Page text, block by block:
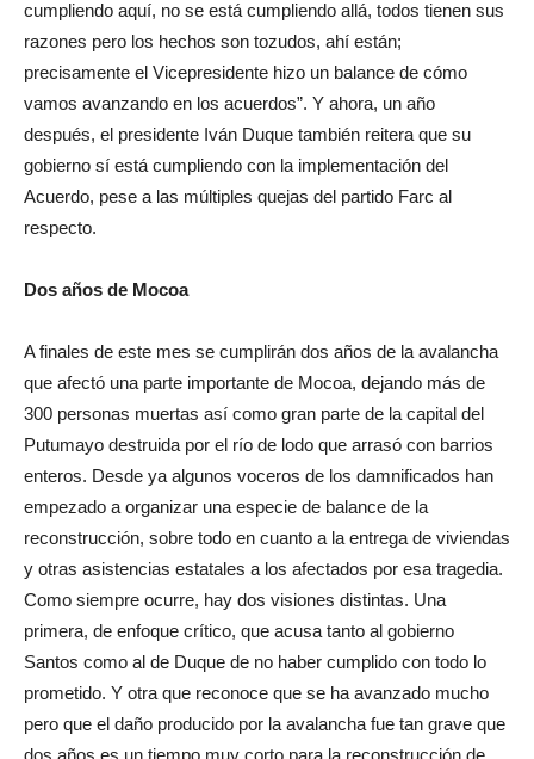
cumpliendo aquí, no se está cumpliendo allá, todos tienen sus
razones pero los hechos son tozudos, ahí están;
precisamente el Vicepresidente hizo un balance de cómo
vamos avanzando en los acuerdos”. Y ahora, un año
después, el presidente Iván Duque también reitera que su
gobierno sí está cumpliendo con la implementación del
Acuerdo, pese a las múltiples quejas del partido Farc al
respecto.
Dos años de Mocoa
A finales de este mes se cumplirán dos años de la avalancha
que afectó una parte importante de Mocoa, dejando más de
300 personas muertas así como gran parte de la capital del
Putumayo destruida por el río de lodo que arrasó con barrios
enteros. Desde ya algunos voceros de los damnificados han
empezado a organizar una especie de balance de la
reconstrucción, sobre todo en cuanto a la entrega de viviendas
y otras asistencias estatales a los afectados por esa tragedia.
Como siempre ocurre, hay dos visiones distintas. Una
primera, de enfoque crítico, que acusa tanto al gobierno
Santos como al de Duque de no haber cumplido con todo lo
prometido. Y otra que reconoce que se ha avanzado mucho
pero que el daño producido por la avalancha fue tan grave que
dos años es un tiempo muy corto para la reconstrucción de